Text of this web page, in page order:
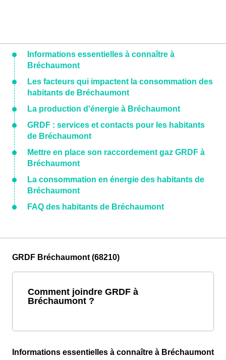
Informations essentielles à connaître à
Bréchaumont
Les facteurs qui impactent la consommation des
habitants de Bréchaumont
La production d'énergie à Bréchaumont
GRDF : services et contacts pour les habitants
de Bréchaumont
Mettre en place son raccordement gaz GRDF à
Bréchaumont
La consommation en énergie des habitants de
Bréchaumont
FAQ des habitants de Bréchaumont
GRDF Bréchaumont (68210)
Comment joindre GRDF à
Bréchaumont ?
Informations essentielles à connaître à Bréchaumont